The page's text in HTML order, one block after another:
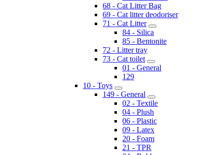
68 - Cat Litter Bag
69 - Cat litter deodoriser
71 - Cat Litter
84 - Silica
85 - Bentonite
72 - Litter tray
73 - Cat toilet
01 - General
129
10 - Toys
149 - General
02 - Textile
04 - Plush
06 - Plastic
09 - Latex
20 - Foam
21 - TPR